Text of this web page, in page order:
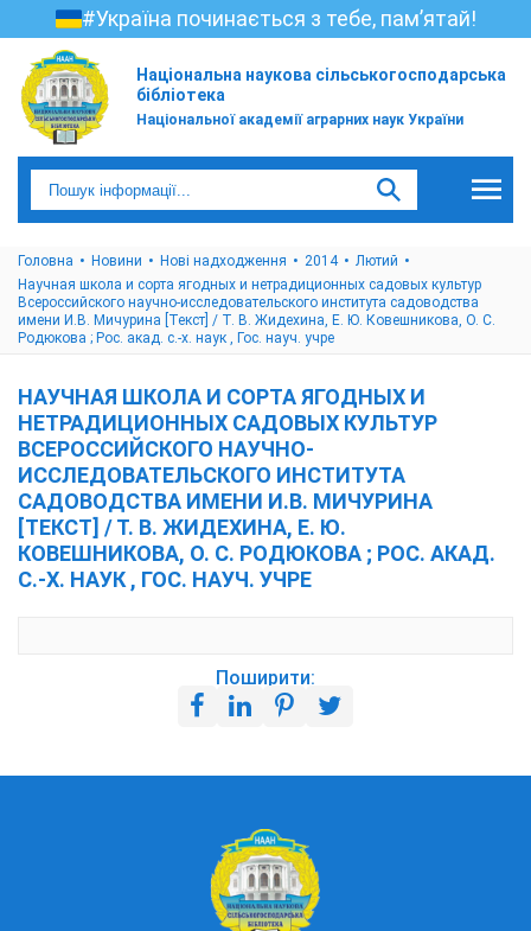
#Україна починається з тебе, пам’ятай!
Національна наукова сільськогосподарська
бібліотека
Національної академії аграрних наук України
Головна Новини Нові надходження 2014
Лютий
Научная школа и сорта ягодных и нетрадиционных садовых культур
Всероссийского научно-исследовательского института садоводства
имени И.В. Мичурина [Текст] / Т. В. Жидехина, Е. Ю. Ковешникова, О. С.
Родюкова ; Рос. акад. с.-х. наук , Гос. науч. учре
НАУЧНАЯ ШКОЛА И СОРТА ЯГОДНЫХ И
НЕТРАДИЦИОННЫХ САДОВЫХ КУЛЬТУР
ВСЕРОССИЙСКОГО НАУЧНО-
ИССЛЕДОВАТЕЛЬСКОГО ИНСТИТУТА
САДОВОДСТВА ИМЕНИ И.В. МИЧУРИНА
[ТЕКСТ] / Т. В. ЖИДЕХИНА, Е. Ю.
КОВЕШНИКОВА, О. С. РОДЮКОВА ; РОС. АКАД.
С.-Х. НАУК , ГОС. НАУЧ. УЧРЕ
Поширити: